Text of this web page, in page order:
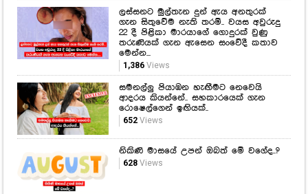
ලස්සනට මුල්තැන දුන් ඇය අනතුරක්
ගැන සිතුවේම නැති තරම්.. වයස අවුරුදු
22 දී පිළිකා මාරයාගේ ගොදුරක් වුණු
තරුණියක් ගැන ඇසෙන සංවේදී කතාව
මෙන්න...
1,386Views
සමනල්ලු පියාඹන හැඟීමට නෙවෙයි
ආදරය කියන්නේ.. සහකාරයෙක් ගැන
රොෂෙල්ගෙන් ඉඟියක්..
652Views
නිකිණි මාසයේ උපන් ඔබත් මේ වගේද..?
628Views